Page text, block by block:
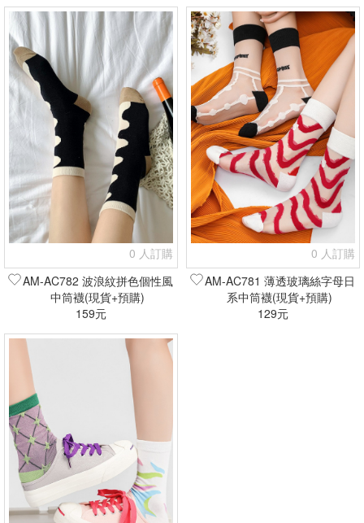
0 人訂購
AM-AC782 波浪紋拼色個性風
中筒襪(現貨+預購)
159元
0 人訂購
AM-AC781 薄透玻璃絲字母日
系中筒襪(現貨+預購)
129元